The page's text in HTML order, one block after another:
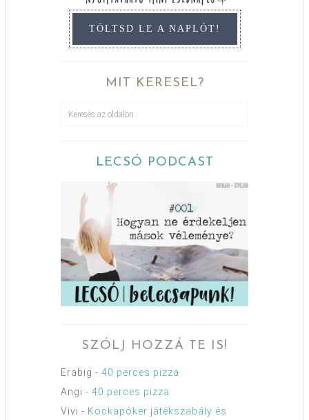
TÖLTSD LE A NAPLÓT!
MIT KERESEL?
LECSÓ PODCAST
SZÓLJ HOZZÁ TE IS!
Erabig - 40 perces pizza
Angi - 40 perces pizza
Vivi - Kockapóker játékszabály és